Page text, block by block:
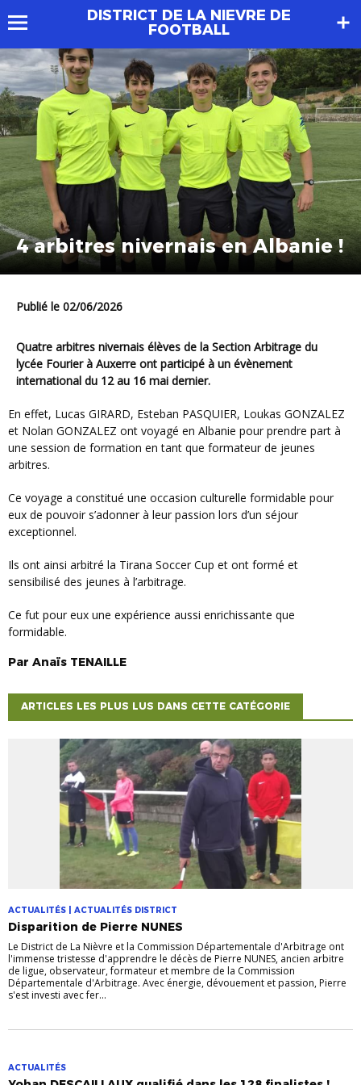
DISTRICT DE LA NIEVRE DE
FOOTBALL
4 arbitres nivernais en Albanie !
Publié le 02/06/2026
Quatre arbitres nivernais élèves de la Section Arbitrage du
lycée Fourier à Auxerre ont participé à un évènement
international du 12 au 16 mai dernier.
En effet, Lucas GIRARD, Esteban PASQUIER, Loukas GONZALEZ
et Nolan GONZALEZ ont voyagé en Albanie pour prendre part à
une session de formation en tant que formateur de jeunes
arbitres.
Ce voyage a constitué une occasion culturelle formidable pour
eux de pouvoir s’adonner à leur passion lors d’un séjour
exceptionnel.
Ils ont ainsi arbitré la Tirana Soccer Cup et ont formé et
sensibilisé des jeunes à l’arbitrage.
Ce fut pour eux une expérience aussi enrichissante que
formidable.
Par Anaïs TENAILLE
ARTICLES LES PLUS LUS DANS CETTE CATÉGORIE
ACTUALITÉS | ACTUALITÉS DISTRICT
Disparition de Pierre NUNES
Le District de La Nièvre et la Commission Départementale d'Arbitrage ont
l'immense tristesse d'apprendre le décès de Pierre NUNES, ancien arbitre
de ligue, observateur, formateur et membre de la Commission
Départementale d'Arbitrage. Avec énergie, dévouement et passion, Pierre
s'est investi avec fer...
ACTUALITÉS